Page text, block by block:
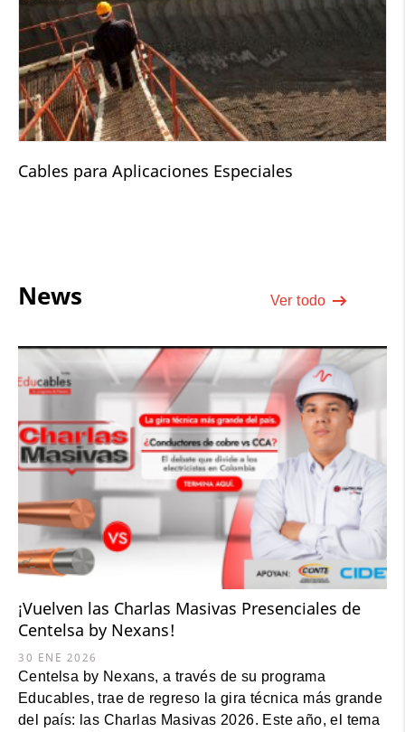
Cables para Aplicaciones Especiales
News Ver todo
¡Vuelven las Charlas Masivas Presenciales de
Centelsa by Nexans!
30 ENE 2026
Centelsa by Nexans, a través de su programa
Educables, trae de regreso la gira técnica más grande
del país: las Charlas Masivas 2026. Este año, el tema